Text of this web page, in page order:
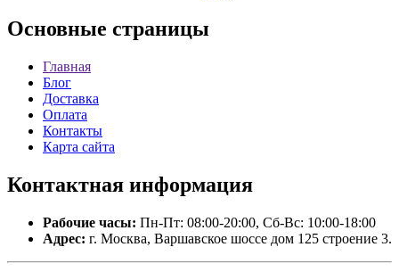
Основные страницы
Главная
Блог
Доставка
Оплата
Контакты
Карта сайта
Контактная информация
Рабочие часы: Пн-Пт: 08:00-20:00, Сб-Вс: 10:00-18:00
Адрес: г. Москва, Варшавское шоссе дом 125 строение 3.